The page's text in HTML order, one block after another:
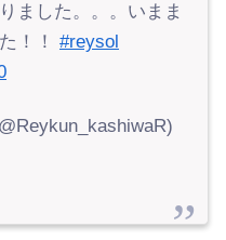
ました。。。いまま
！！ #reysol